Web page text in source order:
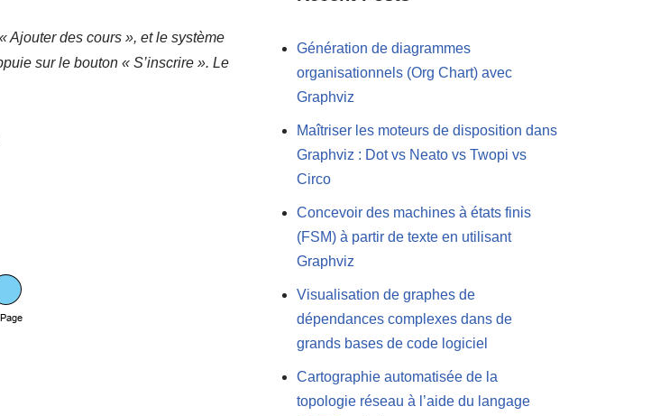
Ajouter des cours », et le système
sur le bouton « S’inscrire ». Le
Génération de diagrammes
organisationnels (Org Chart) avec
Graphviz
Maîtriser les moteurs de disposition dans
Graphviz : Dot vs Neato vs Twopi vs
Circo
Concevoir des machines à états finis
(FSM) à partir de texte en utilisant
Graphviz
Visualisation de graphes de
dépendances complexes dans de
grands bases de code logiciel
Cartographie automatisée de la
topologie réseau à l’aide du langage